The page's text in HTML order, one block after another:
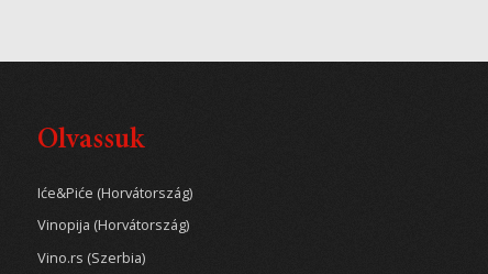
Olvassuk
Iće&Piće (Horvátország)
Vinopija (Horvátország)
Vino.rs (Szerbia)